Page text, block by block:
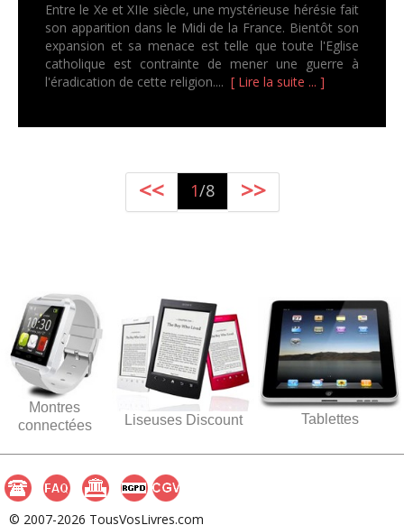
Entre le Xe et XIIe siècle, une mystérieuse hérésie fait
son apparition dans le Midi de la France. Bientôt son
expansion et sa menace est telle que toute l'Eglise
catholique est contrainte de mener une guerre à
l'éradication de cette religion.... [ Lire la suite ... ]
<< 1/8 >>
Montres
connectées
Liseuses Discount Tablettes
© 2007-2026 TousVosLivres.com